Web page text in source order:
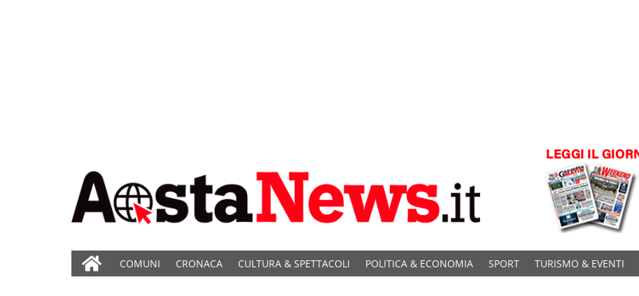
COMUNI CRONACA CULTURA & SPETTACOLI POLITICA & ECONOMIA SPORT TURISMO & EVENTI